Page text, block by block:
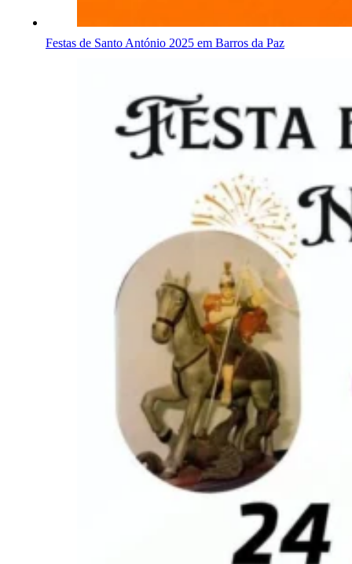
Festas de Santo António 2025 em Barros da Paz